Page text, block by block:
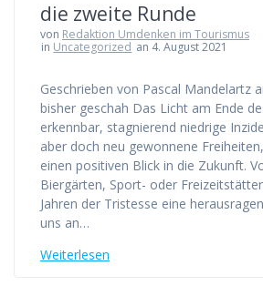
die zweite Runde
von Redaktion Umdenken im Tourismus
in Uncategorized an 4. August 2021
Geschrieben von Pascal Mandelartz
bisher geschah Das Licht am Ende
erkennbar, stagnierend niedrige
aber doch neu gewonnene
einen positiven Blick in die Zukunft.
Biergärten, Sport- oder
Jahren der Tristesse eine
uns an…
Weiterlesen